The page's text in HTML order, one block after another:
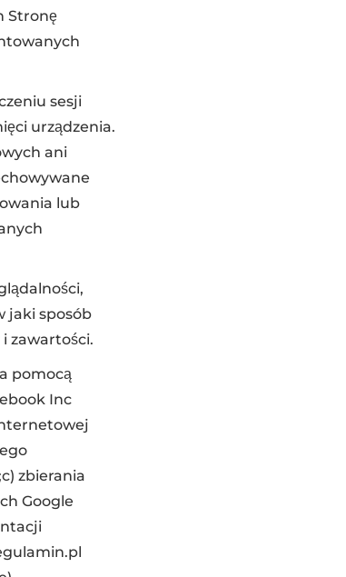
Stronę
sesji
urządzenia.
ani
lub
jaki sposób
zawartości.
pomocą
Inc
zbierania
Google